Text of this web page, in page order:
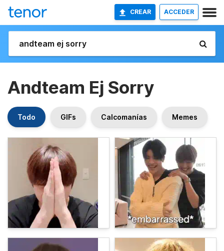
CREAR ACCEDER
Andteam Ej Sorry
Todo GIFs Calcomanías Memes